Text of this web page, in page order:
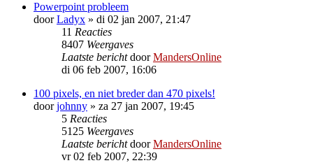
Powerpoint probleem
doorLadyx » di 02 jan 2007, 21:47
11 Reacties
8407 Weergaves
Laatste berichtdoorMandersOnline
di 06 feb 2007, 16:06
100 pixels, en niet breder dan 470 pixels!
doorjohnny » za 27 jan 2007, 19:45
5 Reacties
5125 Weergaves
Laatste berichtdoorMandersOnline
vr 02 feb 2007, 22:39